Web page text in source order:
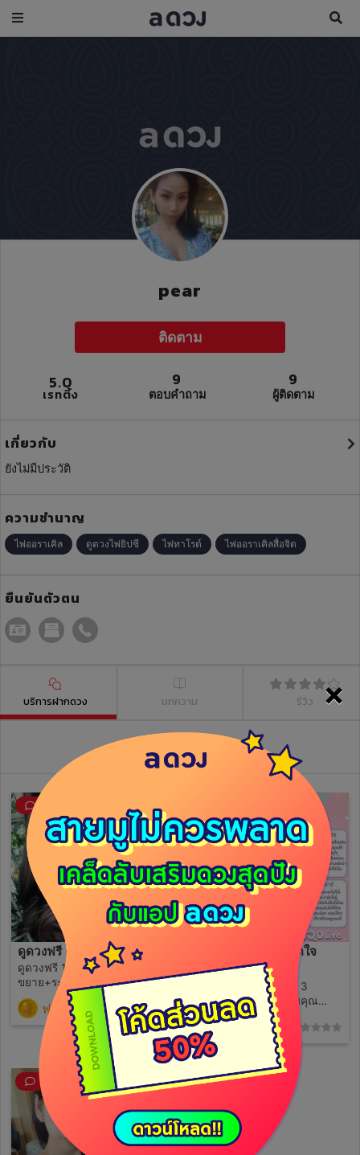
×
pear
ติดตาม
5.0
เรทติ้ง
9
ตอบคำถาม
9
ผู้ติดตาม
เกี่ยวกับ
ยังไม่มีประวัติ
ความชำนาญ
ไพ่ออราเคิล ดูดวงไพ่ยิปซี ไพ่ทาโรต์ ไพ่ออราเคิลสื่อจิต
ยืนยันตัวตน
บริการฝากดวง บทความ รีวิว
วิดีโอไลฟ์ย้อนหลัง
ดูดวงฟรี คนละ1 คำถาม
ดูดวงฟรี 1 คำถาม คำถาม + คำ
ขยาย+ระยะเวลา ถามอะไร ระบุ
บอกสถาะนะด้วย โสด มีคนคุย
พึ่งคบ แฟน แต่งงาน ทำงาน
บอกด้วย งาน อะไร
ฟรี (7)
ทำนายรักเจาะลึกเปิดใจ
3คำถามสุดคุ้ม
ดูดวงความรัก เจาะลึก 3
คำถาม เขาคิดอย่างกับคุณ
ความสัมพันธ์คุณและเขาใน
อนาคต สิ่งที่คุณควรทำเพื่อให้
ความสัมพันธ์พัฒนาไปในทางที่
ดี
59 (0)